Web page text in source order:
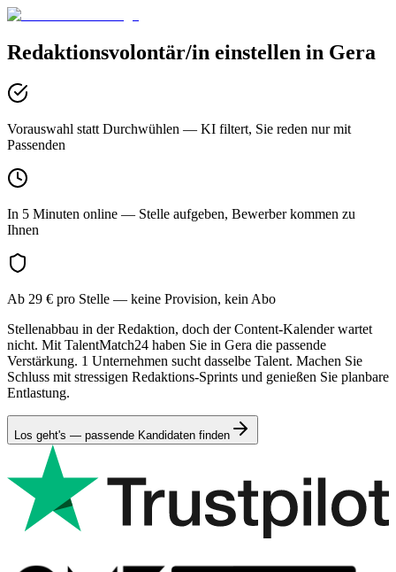
Redaktionsvolontär/in einstellen in Gera
Vorauswahl statt Durchwühlen — KI filtert, Sie reden nur mit
Passenden
In 5 Minuten online — Stelle aufgeben, Bewerber kommen zu
Ihnen
Ab 29 € pro Stelle — keine Provision, kein Abo
Stellenabbau in der Redaktion, doch der Content-Kalender wartet
nicht. Mit TalentMatch24 haben Sie in Gera die passende
Verstärkung. 1 Unternehmen sucht dasselbe Talent. Machen Sie
Schluss mit stressigen Redaktions-Sprints und genießen Sie planbare
Entlastung.
Los geht's — passende Kandidaten finden